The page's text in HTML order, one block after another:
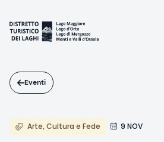
contenuto
principale
Eventi
Arte, Cultura e Fede 9 NOV